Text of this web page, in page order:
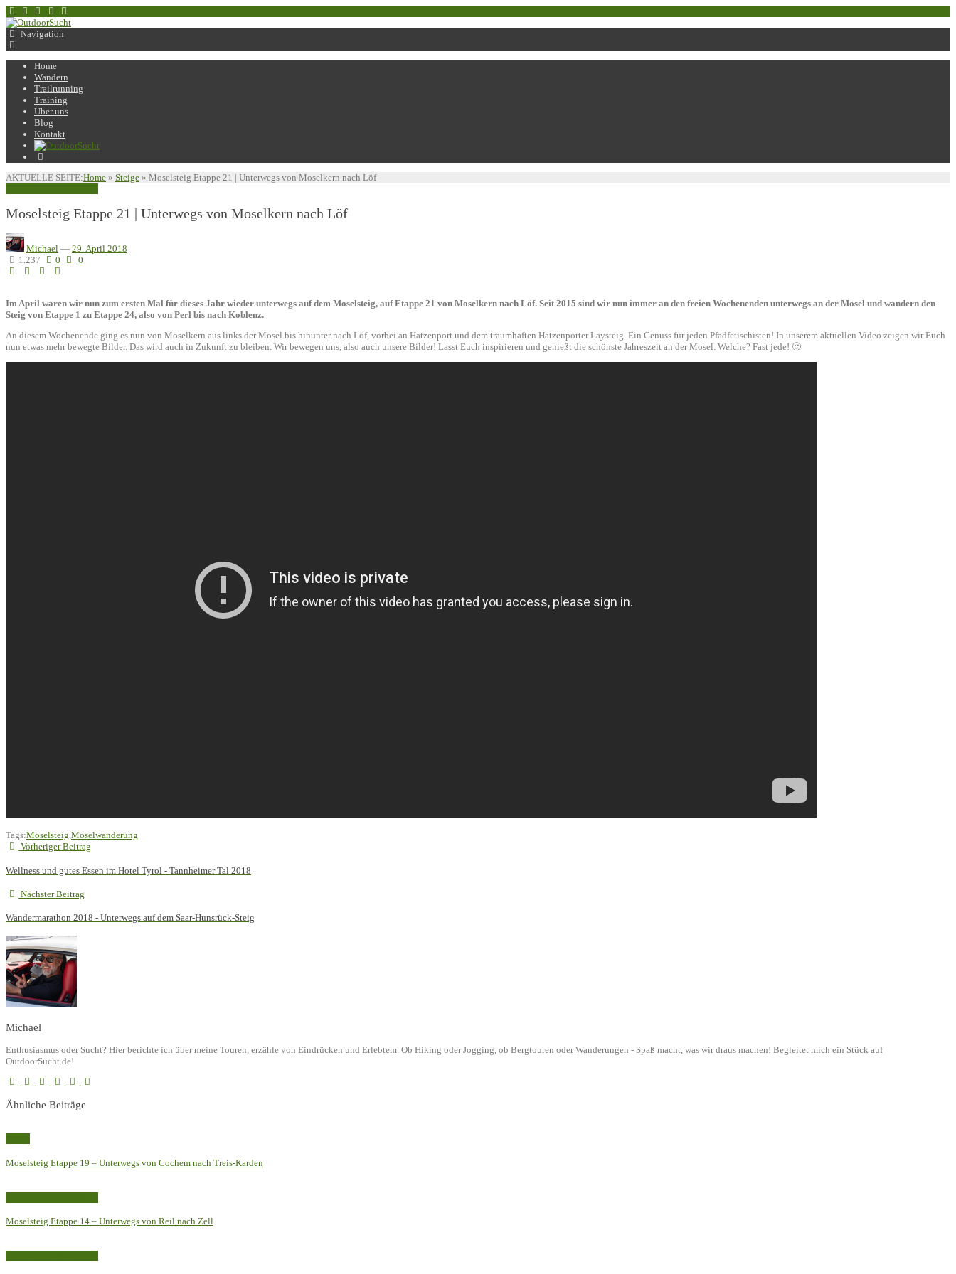
Navigation
Home
Wandern
Trailrunning
Training
Über uns
Blog
Kontakt
AKTUELLE SEITE:Home » Steige » Moselsteig Etappe 21 | Unterwegs von Moselkern nach Löf
Moselsteig Etappe 21 | Unterwegs von Moselkern nach Löf
Michael — 29. April 2018
1.237
0 0
Im April waren wir nun zum ersten Mal für dieses Jahr wieder unterwegs auf dem Moselsteig, auf Etappe 21 von Moselkern nach Löf. Seit 2015 sind wir nun immer an den freien Wochenenden unterwegs an der Mosel und wandern den
Steig von Etappe 1 zu Etappe 24, also von Perl bis nach Koblenz.
An diesem Wochenende ging es nun von Moselkern aus links der Mosel bis hinunter nach Löf, vorbei an Hatzenport und dem traumhaften Hatzenporter Laysteig. Ein Genuss für jeden Pfadfetischisten! In unserem aktuellen Video zeigen wir Euch
nun etwas mehr bewegte Bilder. Das wird auch in Zukunft zu bleiben. Wir bewegen uns, also auch unsere Bilder! Lasst Euch inspirieren und genießt die schönste Jahreszeit an der Mosel. Welche? Fast jede! 🙂
Tags:Moselsteig,Moselwanderung
Vorheriger Beitrag
Wellness und gutes Essen im Hotel Tyrol - Tannheimer Tal 2018
Nächster Beitrag
Wandermarathon 2018 - Unterwegs auf dem Saar-Hunsrück-Steig
Michael
Enthusiasmus oder Sucht? Hier berichte ich über meine Touren, erzähle von Eindrücken und Erlebtem. Ob Hiking oder Jogging, ob Bergtouren oder Wanderungen - Spaß macht, was wir draus machen! Begleitet mich ein Stück auf
OutdoorSucht.de!
Ähnliche Beiträge
Moselsteig Etappe 19 – Unterwegs von Cochem nach Treis-Karden
Moselsteig Etappe 14 – Unterwegs von Reil nach Zell